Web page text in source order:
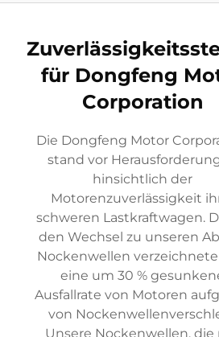
für Dongfeng
Corporation
Die Dongfeng Motor
stand vor
hinsichtlich der
Motorenzuverlässigkeit
schweren Lastkraftwagen.
den Wechsel zu unseren
Nockenwellen
eine um 30 %
Ausfallrate von Motoren
von
Unsere Nockenwellen, die